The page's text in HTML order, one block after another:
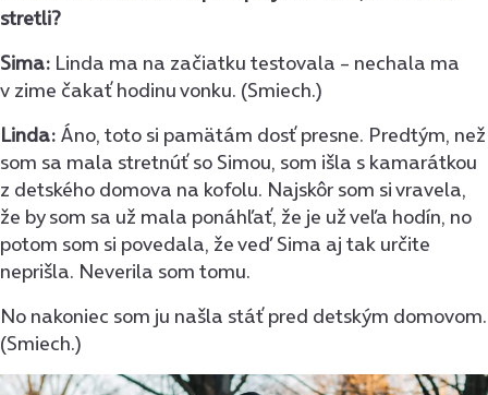
stretli?
Sima: Linda ma na začiatku testovala – nechala ma
v zime čakať hodinu vonku. (Smiech.)
Linda: Áno, toto si pamätám dosť presne. Predtým, než
som sa mala stretnúť so Simou, som išla s kamarátkou
z detského domova na kofolu. Najskôr som si vravela,
že by som sa už mala ponáhľať, že je už veľa hodín, no
potom som si povedala, že veď Sima aj tak určite
neprišla. Neverila som tomu.
No nakoniec som ju našla stáť pred detským domovom.
(Smiech.)